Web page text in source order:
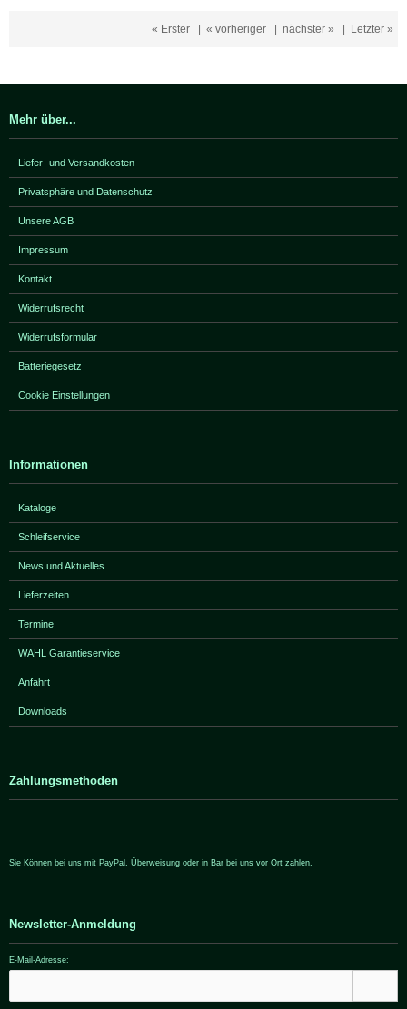
« Erster | « vorheriger | nächster » | Letzter »
Mehr über...
Liefer- und Versandkosten
Privatsphäre und Datenschutz
Unsere AGB
Impressum
Kontakt
Widerrufsrecht
Widerrufsformular
Batteriegesetz
Cookie Einstellungen
Informationen
Kataloge
Schleifservice
News und Aktuelles
Lieferzeiten
Termine
WAHL Garantieservice
Anfahrt
Downloads
Zahlungsmethoden
Sie Können bei uns mit PayPal, Überweisung oder in Bar bei uns vor Ort zahlen.
Newsletter-Anmeldung
E-Mail-Adresse: